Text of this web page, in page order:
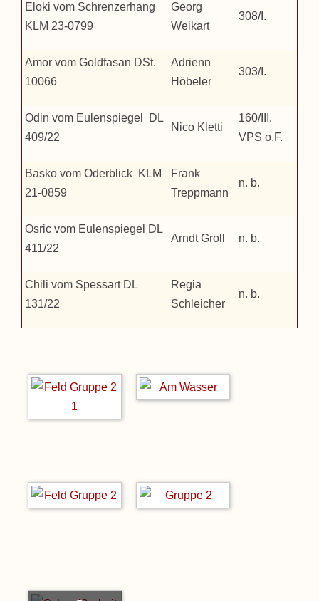
Eloki vom Schrenzerhang
KLM 23-0799
Georg
Weikart
308/I.
Amor vom Goldfasan DSt.
10066
Adrienn
Höbeler
303/I.
Odin vom Eulenspiegel DL
409/22
Nico Kletti
160/III.
VPS o.F.
Basko vom Oderblick KLM
21-0859
Frank
Treppmann
n. b.
Osric vom Eulenspiegel DL
411/22
Arndt Groll n. b.
Chili vom Spessart DL
131/22
Regia
Schleicher
n. b.